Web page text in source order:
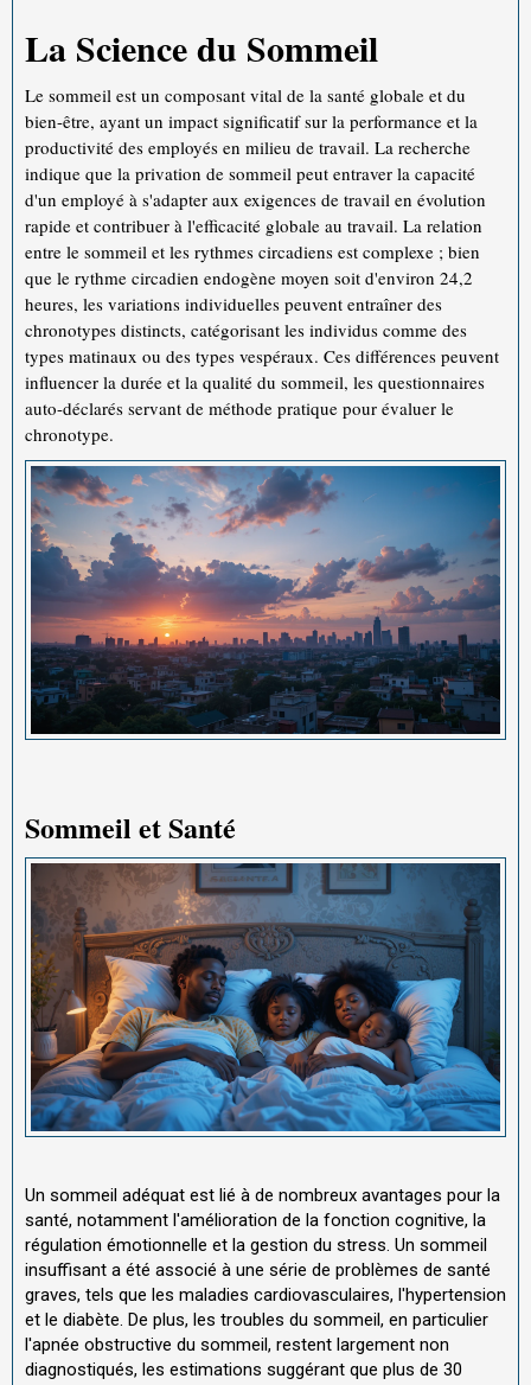
La Science du Sommeil
Le sommeil est un composant vital de la santé globale et du
bien-être, ayant un impact significatif sur la performance et la
productivité des employés en milieu de travail. La recherche
indique que la privation de sommeil peut entraver la capacité
d'un employé à s'adapter aux exigences de travail en évolution
rapide et contribuer à l'efficacité globale au travail. La relation
entre le sommeil et les rythmes circadiens est complexe ; bien
que le rythme circadien endogène moyen soit d'environ 24,2
heures, les variations individuelles peuvent entraîner des
chronotypes distincts, catégorisant les individus comme des
types matinaux ou des types vespéraux. Ces différences peuvent
influencer la durée et la qualité du sommeil, les questionnaires
auto-déclarés servant de méthode pratique pour évaluer le
chronotype.
Sommeil et Santé
Un sommeil adéquat est lié à de nombreux avantages pour la
santé, notamment l'amélioration de la fonction cognitive, la
régulation émotionnelle et la gestion du stress. Un sommeil
insuffisant a été associé à une série de problèmes de santé
graves, tels que les maladies cardiovasculaires, l'hypertension
et le diabète. De plus, les troubles du sommeil, en particulier
l'apnée obstructive du sommeil, restent largement non
diagnostiqués, les estimations suggérant que plus de 30